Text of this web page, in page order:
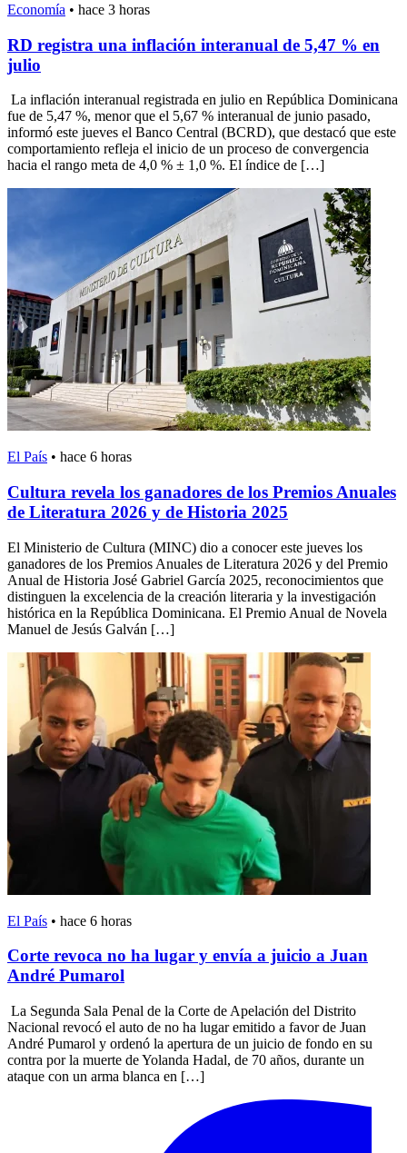
Economía • hace 3 horas
RD registra una inflación interanual de 5,47 % en
julio
La inflación interanual registrada en julio en República Dominicana
fue de 5,47 %, menor que el 5,67 % interanual de junio pasado,
informó este jueves el Banco Central (BCRD), que destacó que este
comportamiento refleja el inicio de un proceso de convergencia
hacia el rango meta de 4,0 % ± 1,0 %. El índice de […]
El País • hace 6 horas
Cultura revela los ganadores de los Premios Anuales
de Literatura 2026 y de Historia 2025
El Ministerio de Cultura (MINC) dio a conocer este jueves los
ganadores de los Premios Anuales de Literatura 2026 y del Premio
Anual de Historia José Gabriel García 2025, reconocimientos que
distinguen la excelencia de la creación literaria y la investigación
histórica en la República Dominicana. El Premio Anual de Novela
Manuel de Jesús Galván […]
El País • hace 6 horas
Corte revoca no ha lugar y envía a juicio a Juan
André Pumarol
La Segunda Sala Penal de la Corte de Apelación del Distrito
Nacional revocó el auto de no ha lugar emitido a favor de Juan
André Pumarol y ordenó la apertura de un juicio de fondo en su
contra por la muerte de Yolanda Hadal, de 70 años, durante un
ataque con un arma blanca en […]